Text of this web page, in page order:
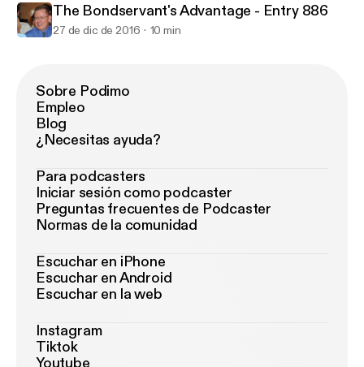
The Bondservant's Advantage - Entry 886
27 de dic de 2016 10 min
Sobre Podimo
Empleo
Blog
¿Necesitas ayuda?
Para podcasters
Iniciar sesión como podcaster
Preguntas frecuentes de Podcaster
Normas de la comunidad
Escuchar en iPhone
Escuchar en Android
Escuchar en la web
Instagram
Tiktok
Youtube